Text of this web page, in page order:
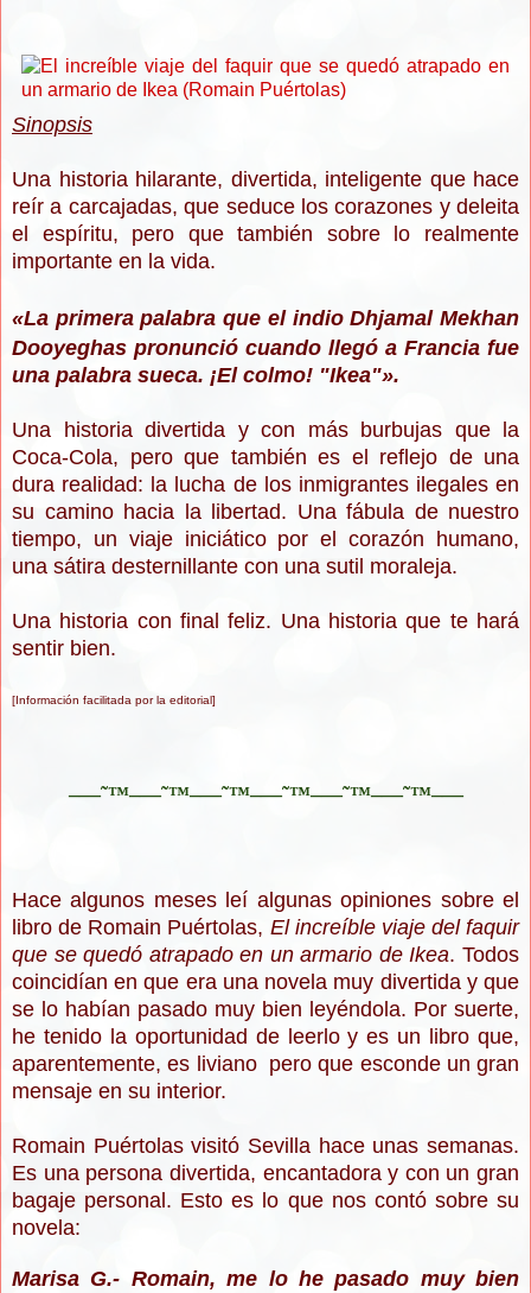
Sinopsis
Una historia hilarante, divertida, inteligente que hace
reír a carcajadas, que seduce los corazones y deleita
el espíritu, pero que también sobre lo realmente
importante en la vida.
«La primera palabra que el indio Dhjamal Mekhan
Dooyeghas pronunció cuando llegó a Francia fue
una palabra sueca. ¡El colmo! "Ikea"».
Una historia divertida y con más burbujas que la
Coca-Cola, pero que también es el reflejo de una
dura realidad: la lucha de los inmigrantes ilegales en
su camino hacia la libertad. Una fábula de nuestro
tiempo, un viaje iniciático por el corazón humano,
una sátira desternillante con una sutil moraleja.
Una historia con final feliz. Una historia que te hará
sentir bien.
[Información facilitada por la editorial]
–—˜™–—˜™–—˜™–—˜™–—˜™–—˜™–—
Hace algunos meses leí algunas opiniones sobre el
libro de Romain Puértolas, El increíble viaje del faquir
que se quedó atrapado en un armario de Ikea. Todos
coincidían en que era una novela muy divertida y que
se lo habían pasado muy bien leyéndola. Por suerte,
he tenido la oportunidad de leerlo y es un libro que,
aparentemente, es liviano pero que esconde un gran
mensaje en su interior.
Romain Puértolas visitó Sevilla hace unas semanas.
Es una persona divertida, encantadora y con un gran
bagaje personal. Esto es lo que nos contó sobre su
novela:
Marisa G.- Romain, me lo he pasado muy bien